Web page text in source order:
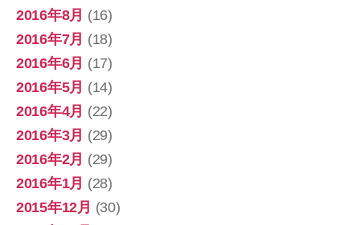
2016年8月 (16)
2016年7月 (18)
2016年6月 (17)
2016年5月 (14)
2016年4月 (22)
2016年3月 (29)
2016年2月 (29)
2016年1月 (28)
2015年12月 (30)